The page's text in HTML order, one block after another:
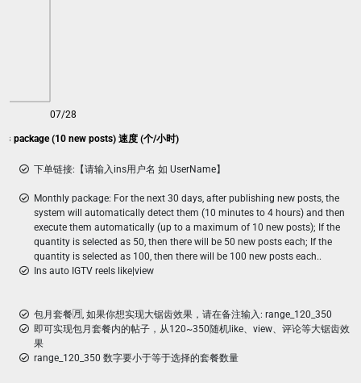
package (10 new posts) 速度 (个/小时)
07/28
下单链接:【请输入ins用户名 如 UserName】
Monthly package: For the next 30 days, after publishing new posts, the
system will automatically detect them (10 minutes to 4 hours) and then
execute them automatically (up to a maximum of 10 new posts); If the
quantity is selected as 50, then there will be 50 new posts each; If the
quantity is selected as 100, then there will be 100 new posts each..
Ins auto IGTV reels like|view
包月套餐🈷️, 如果你想实现大锯齿效果，请在备注输入: range_120_350
即可实现包月套餐内的帖子，从120~350随机like、view、评论等大锯齿效
果
range_120_350 数字要小于等于选择的套餐数量